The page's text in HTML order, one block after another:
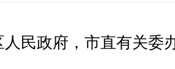
人民政府，市直有关委